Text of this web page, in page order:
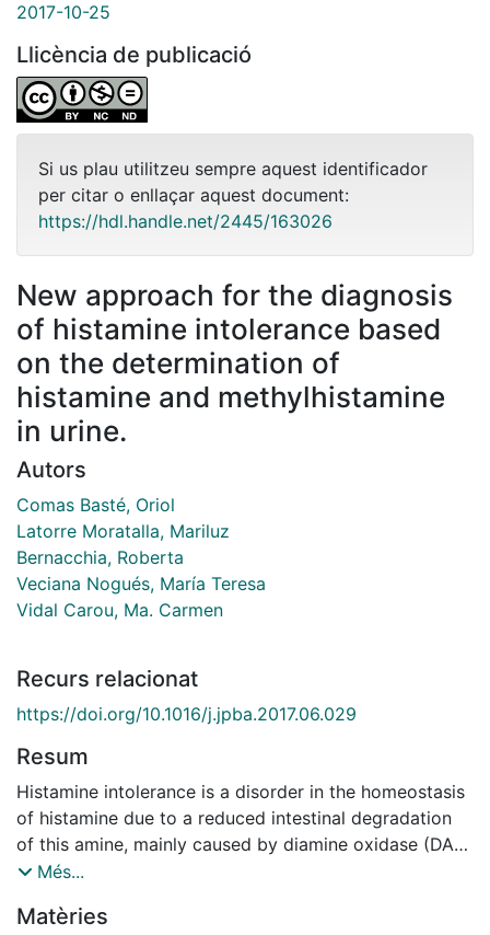
2017-10-25
Llicència de publicació
Si us plau utilitzeu sempre aquest identificador
per citar o enllaçar aquest document:
https://hdl.handle.net/2445/163026
New approach for the diagnosis
of histamine intolerance based
on the determination of
histamine and methylhistamine
in urine.
Autors
Comas Basté, Oriol
Latorre Moratalla, Mariluz
Bernacchia, Roberta
Veciana Nogués, María Teresa
Vidal Carou, Ma. Carmen
Recurs relacionat
https://doi.org/10.1016/j.jpba.2017.06.029
Resum
Histamine intolerance is a disorder in the homeostasis
of histamine due to a reduced intestinal degradation
of this amine, mainly caused by diamine oxidase (DAO)
enzyme deficiency, which provokes its accumulation in
A new approach for the diagnosis of this intolerance
Més...
Matèries